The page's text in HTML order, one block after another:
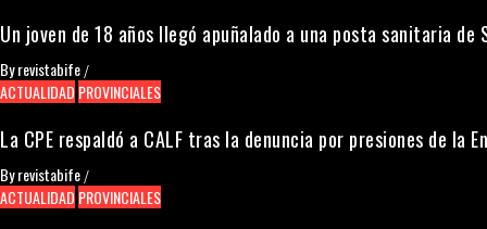
Un joven de 18 años llegó apuñalado a una posta sanitaria
Byrevistabife /
ACTUALIDAD PROVINCIALES
La CPE respaldó a CALF tras la denuncia por presiones de la
Byrevistabife /
ACTUALIDAD PROVINCIALES